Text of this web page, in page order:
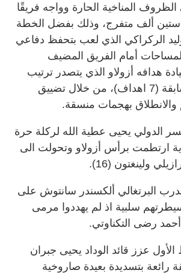
المناخية الحارة وواجه فريقًا
ستين ألف متفرج، وذلك بفضل الخطة
الركراكي الذي لعب بتحفظ دفاعي
أمام الفريق المضيف
هدافه أزولاو الذي يتصدر ترتيب
الهدافين في المسابقة (7 اهداف)، من خلال تضييق
والانطلاق بهجمات منسقة.
الدولي يحيى عطية الله لركلة حرة
ارتطمت برأس أزولاو وتحولت الى
ولينغتون (16).
البرتغالي ألكسندر سانتوش على
سلبية اذ لم يهددوا مرمى
رضى التكناوتي.
عزز قائد الوداد يحيى جبران
رائعة بتسديدة بعيدة صاروخية